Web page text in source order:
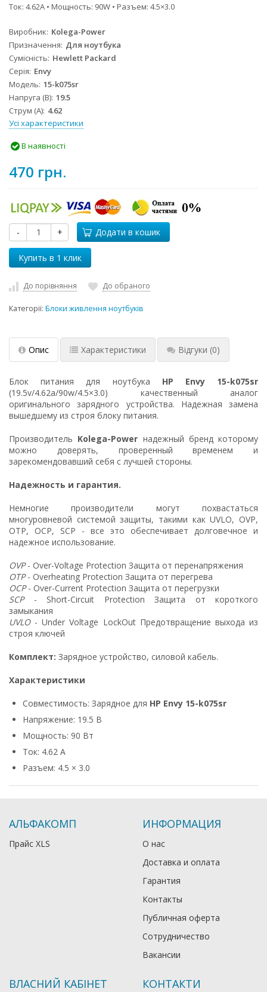
Ток: 4.62A • Мощность: 90W • Разъем: 4.5×3.0
Виробник Kolega-Power
Призначення Для ноутбука
Сумісність Hewlett Packard
Серія Envy
Модель 15-k075sr
Напруга (В) 19.5
Струм (А) 4.62
Усі характеристики
В наявності
470 грн.
- + Додати в кошик
До порівняння До обраного
Категорії: Блоки живлення ноутбуків
Опис Характеристики Відгуки (0)
Блок питания для ноутбука HP Envy 15-k075sr
(19.5v/4.62a/90w/4.5×3.0) качественный аналог
оригинального зарядного устройства. Надежная замена
вышедшему из строя блоку питания.
Производитель Kolega-Power надежный бренд которому
можно доверять, проверенный временем и
зарекомендовавший себя с лучшей стороны.
Надежность и гарантия.
Немногие производители могут похвастаться
многуровневой системой защиты, такими как UVLO, OVP,
OTP, OCP, SCP - все это обеспечивает долговечное и
надежное использование.
OVP- Over-Voltage Protection Защита от перенапряжения
OTP- Overheating Protection Защита от перегрева
OCP- Over-Current Protection Защита от перегрузки
SCP- Short-Circuit Protection Защита от короткого
замыкания
UVLO- Under Voltage LockOut Предотвращение выхода из
строя ключей
Комплект: Зарядное устройство, силовой кабель.
Характеристики
Совместимость: Зарядное для HP Envy 15-k075sr
Напряжение: 19.5 В
Мощность: 90 Вт
Ток: 4.62 А
Разъем: 4.5 × 3.0
АЛЬФАКОМП
Прайс XLS
ИНФОРМАЦИЯ
О нас
Доставка и оплата
Гарантия
Контакты
Публичная оферта
Сотрудничество
Вакансии
ВЛАСНИЙ КАБІНЕТ КОНТАКТИ